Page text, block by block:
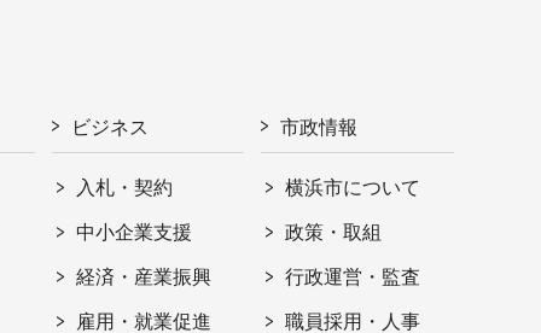
ビジネス
入札・契約
中小企業支援
経済・産業振興
雇用・就業促進
市政情報
横浜市について
政策・取組
行政運営・監査
職員採用・人事